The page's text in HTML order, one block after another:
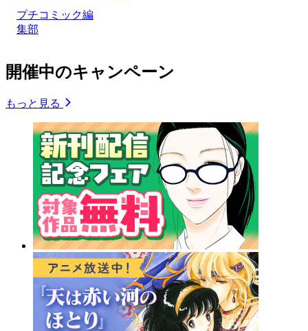
プチコミック編
集部
開催中のキャンペーン
もっと見る